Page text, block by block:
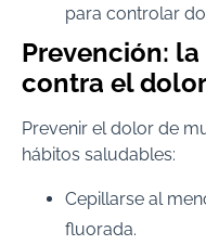
para controlar
Prevención:
contra el
Prevenir el dolor de
hábitos saludables:
Cepillarse al
fluorada.